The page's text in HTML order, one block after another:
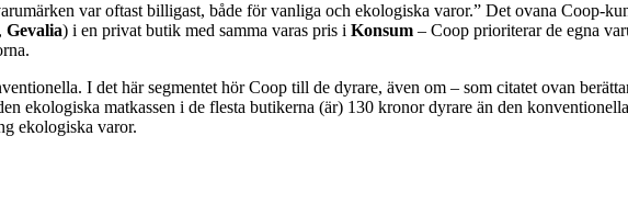
var oftast billigast, både för vanliga och ekologiska varor.” Det ovana Coop-
, Gevalia) i en privat butik med samma varas pris i Konsum – Coop prioriterar de egna
I det här segmentet hör Coop till de dyrare, även om – som citatet ovan
ekologiska matkassen i de flesta butikerna (är) 130 kronor dyrare än den
ekologiska varor.